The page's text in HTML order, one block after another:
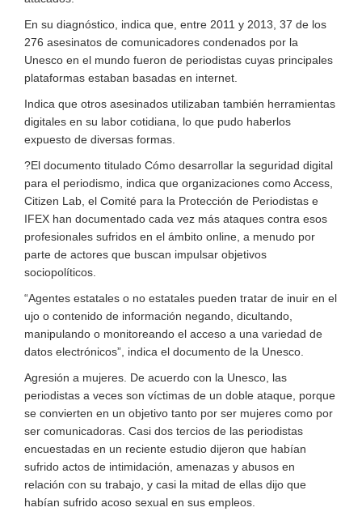
En su diagnóstico, indica que, entre 2011 y 2013, 37 de los
276 asesinatos de comunicadores condenados por la
Unesco en el mundo fueron de periodistas cuyas principales
plataformas estaban basadas en internet.
Indica que otros asesinados utilizaban también herramientas
digitales en su labor cotidiana, lo que pudo haberlos
expuesto de diversas formas.
?El documento titulado Cómo desarrollar la seguridad digital
para el periodismo, indica que organizaciones como Access,
Citizen Lab, el Comité para la Protección de Periodistas e
IFEX han documentado cada vez más ataques contra esos
profesionales sufridos en el ámbito online, a menudo por
parte de actores que buscan impulsar objetivos
sociopolíticos.
“Agentes estatales o no estatales pueden tratar de inuir en el
ujo o contenido de información negando, dicultando,
manipulando o monitoreando el acceso a una variedad de
datos electrónicos”, indica el documento de la Unesco.
Agresión a mujeres. De acuerdo con la Unesco, las
periodistas a veces son víctimas de un doble ataque, porque
se convierten en un objetivo tanto por ser mujeres como por
ser comunicadoras. Casi dos tercios de las periodistas
encuestadas en un reciente estudio dijeron que habían
sufrido actos de intimidación, amenazas y abusos en
relación con su trabajo, y casi la mitad de ellas dijo que
habían sufrido acoso sexual en sus empleos.